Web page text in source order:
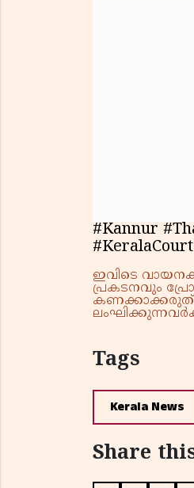
#Kannur
ഇവിടെ
പ്രകടനവും
കണക്കാക്കരുത്.
Tags
Kerala News
Share